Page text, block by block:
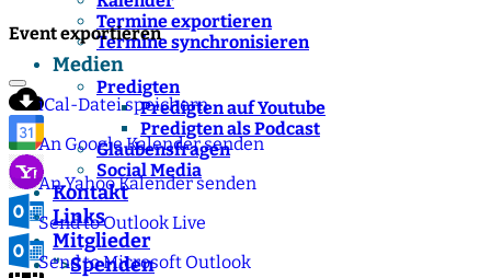
Termine exportieren
Termine synchronisieren
Medien
Predigten
Predigten auf Youtube
Predigten als Podcast
Glaubensfragen
Social Media
Kontakt
Links
Mitglieder
">Spenden
Event exportieren
iCal-Datei speichern
An Google Kalender senden
An Yahoo Kalender senden
Send to Outlook Live
Send to Microsoft Outlook